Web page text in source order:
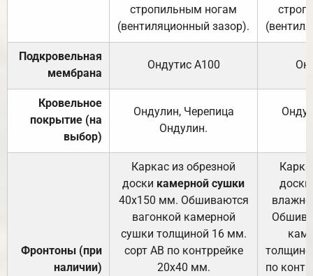
стропильным ногам
(вентиляционный зазор).
Подкровельная
мембрана
Ондутис А100
Кровельное
покрытие (на
выбор)
Ондулин, Черепица
Ондулин.
Фронтоны (при
наличии)
Каркас из обрезной
доски камерной сушки
40х150 мм. Обшиваются
вагонкой камерной
сушки толщиной 16 мм.
сорт АВ по контррейке
20х40 мм.
доски
по